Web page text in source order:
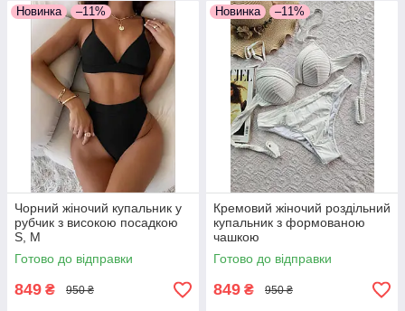
Новинка –11%
Чорний жіночий купальник у
рубчик з високою посадкою
S, M
Готово до відправки
849 ₴ 950 ₴
Новинка –11%
Кремовий жіночий роздільний
купальник з формованою
чашкою
Готово до відправки
849 ₴ 950 ₴